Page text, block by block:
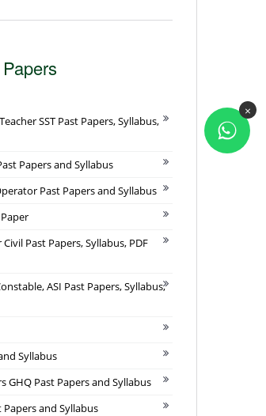
SST Past Papers, Syllabus,
Papers and Syllabus
Past Papers and Syllabus
Civil Past Papers, Syllabus, PDF
ASI Past Papers, Syllabus,
Syllabus
GHQ Past Papers and Syllabus
and Syllabus
×